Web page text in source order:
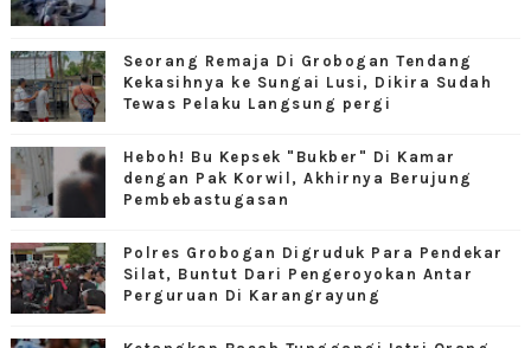
Seorang Remaja Di Grobogan Tendang
Kekasihnya ke Sungai Lusi, Dikira Sudah
Tewas Pelaku Langsung pergi
Heboh! Bu Kepsek "Bukber" Di Kamar
dengan Pak Korwil, Akhirnya Berujung
Pembebastugasan
Polres Grobogan Digruduk Para Pendekar
Silat, Buntut Dari Pengeroyokan Antar
Perguruan Di Karangrayung